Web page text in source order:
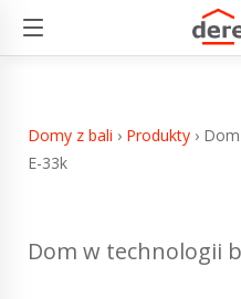
Dom w technologii
Domy z bali › Produkty ›
E-33k
Dom w technologii